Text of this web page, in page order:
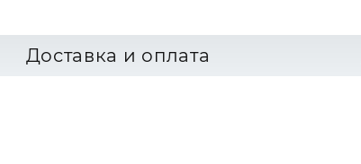
Доставка и оплата